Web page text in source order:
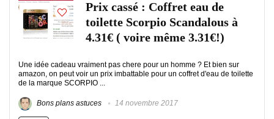
Prix cassé : Coffret eau de
toilette Scorpio Scandalous à
4.31€ ( voire même 3.31€!)
Une idée cadeau vraiment pas chere pour un homme ? Et bien sur
amazon, on peut voir un prix imbattable pour un coffret d'eau de toilette
de la marque SCORPIO ...
Bons plans astuces 14 novembre 2017